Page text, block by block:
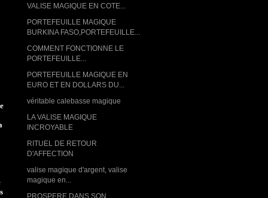
VALISE MAGIQUE EN COTE...
PORTEFEUILLE MAGIQUE
BURKINA FASO,PORTEFEUILLE...
COMMENT FONCTIONNE LE
PORTEFEUILLE...
PORTEFEUILLE MAGIQUE EN
EURO ET EN DOLLARS DU...
véritable calebasse magique
LA VALISE MAGIQUE
INCROYABLE
RITUEL DE RETOUR
D'AFFECTION
valise magique d'argent, valise
magique en...
PROSPERE DANS SON